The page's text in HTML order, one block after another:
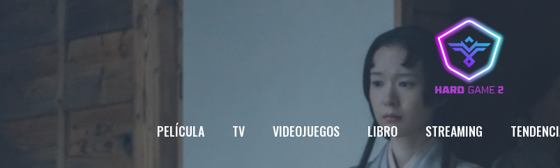
PELÍCULA TV VIDEOJUEGOS LIBRO STREAMING